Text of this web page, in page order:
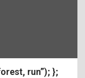
run”); };